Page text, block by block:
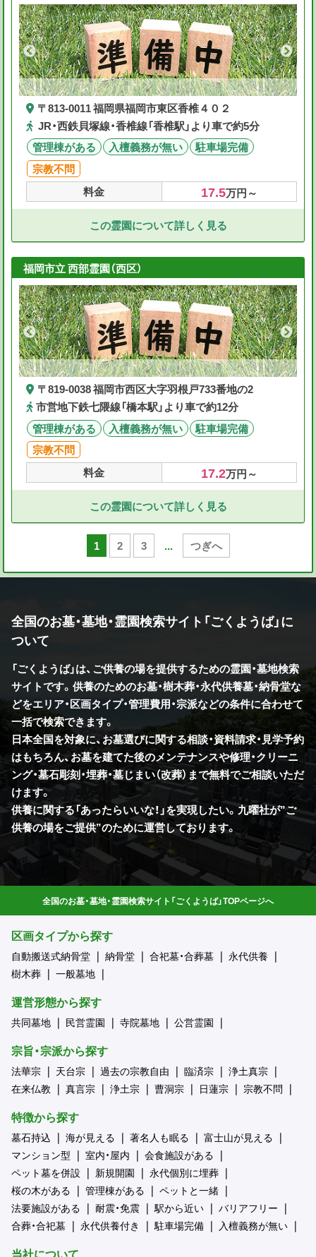
〒813-0011 福岡県福岡市東区香椎４０２
JR・西鉄貝塚線・香椎線「香椎駅」より車で約5分
管理棟がある
入檀義務が無い
駐車場完備
宗教不問
料金
17.5万円～
この霊園について詳しく見る
福岡市立 西部霊園（西区）
〒819-0038 福岡市西区大字羽根戸733番地の2
市営地下鉄七隈線「橋本駅」より車で約12分
管理棟がある
入檀義務が無い
駐車場完備
宗教不問
料金
17.2万円～
この霊園について詳しく見る
1 2 3 ... つぎへ
全国のお墓・墓地・霊園検索サイト「ごくようば」に
ついて
「ごくようば」は、ご供養の場を提供するための霊園・墓地検索
サイトです。供養のためのお墓・樹木葬・永代供養墓・納骨堂な
どをエリア・区画タイプ・管理費用・宗派などの条件に合わせて
一括で検索できます。
日本全国を対象に、お墓選びに関する相談・資料請求・見学予約
はもちろん、お墓を建てた後のメンテナンスや修理・クリーニ
ング・墓石彫刻・埋葬・墓じまい（改葬）まで無料でご相談いただ
けます。
供養に関する「あったらいいな！」を実現したい。九曜社が”ご
供養の場をご提供”のために運営しております。
全国のお墓・墓地・霊園検索サイト「ごくようば」TOPページへ
区画タイプから探す
自動搬送式納骨堂 納骨堂 合祀墓・合葬墓
永代供養
樹木葬
一般墓地
運営形態から探す
共同墓地 民営霊園 寺院墓地 公営霊園
宗旨・宗派から探す
法華宗 天台宗 過去の宗教自由 臨済宗
浄土真宗
在来仏教
真言宗 浄土宗 曹洞宗 日蓮宗 宗教不問
特徴から探す
墓石持込 海が見える 著名人も眠る
富士山が見える
マンション型
室内・屋内
会食施設がある
ペット墓を併設
新規開園
永代個別に埋葬
桜の木がある
管理棟がある
ペットと一緒
法要施設がある
耐震・免震 駅から近い
バリアフリー
合葬・合祀墓
永代供養付き 駐車場完備 入檀義務が無い